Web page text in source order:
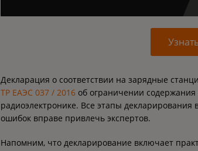
Декларация о соответствии на зарядные
ТР ЕАЭС 037 / 2016 об ограничении
радиоэлектронике. Все этапы
ошибок вправе привлечь экспертов.
Напомним, что декларирование включает